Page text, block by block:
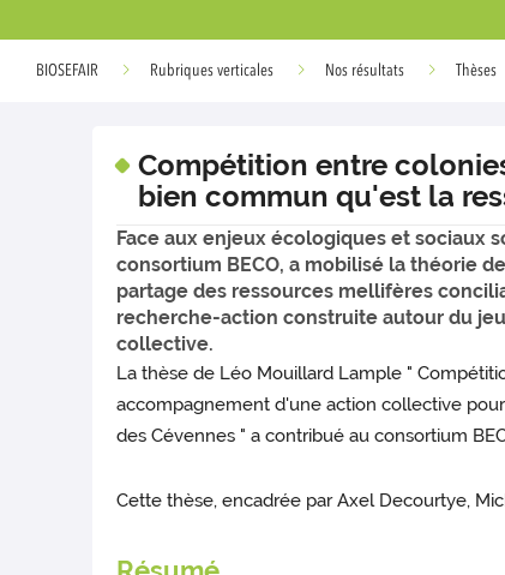
BIOSEFAIR Rubriques verticales Nos résultats Thèses
Compétition entre
bien commun qu'est la
Face aux enjeux écologiques et sociaux
consortium BECO, a mobilisé la théorie
partage des ressources mellifères
recherche-action construite autour du
collective.
La thèse de Léo Mouillard Lample "
accompagnement d'une action collective
des Cévennes " a contribué au consortium
Cette thèse, encadrée par Axel Decourtye,